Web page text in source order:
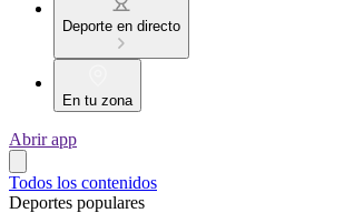
Deporte en directo
En tu zona
Abrir app
Todos los contenidos
Deportes populares